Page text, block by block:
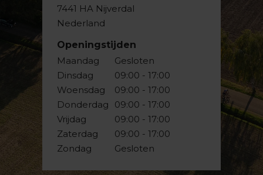
7441 HA Nijverdal
Nederland
Openingstijden
Maandag
Dinsdag
Woensdag
Donderdag
Vrijdag
Zaterdag
Zondag
Gesloten
09:00 - 17:00
09:00 - 17:00
09:00 - 17:00
09:00 - 17:00
09:00 - 17:00
Gesloten